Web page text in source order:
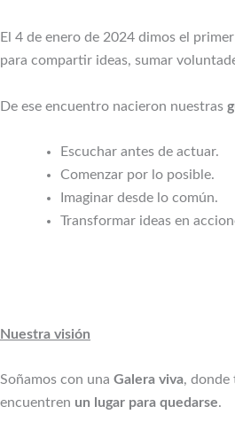
El 4 de enero de 2024 dimos el
para compartir ideas, sumar
De ese encuentro nacieron nuestras
Escuchar antes de actuar.
Comenzar por lo posible.
Imaginar desde lo común.
Transformar ideas en
Nuestra visión
Soñamos con una Galera viva, donde
encuentren un lugar para quedarse.